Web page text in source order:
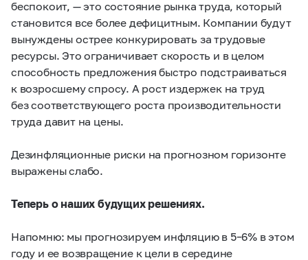
беспокоит, — это состояние рынка труда, который
становится все более дефицитным. Компании будут
вынуждены острее конкурировать за трудовые
ресурсы. Это ограничивает скорость и в целом
способность предложения быстро подстраиваться
к возросшему спросу. А рост издержек на труд
без соответствующего роста производительности
труда давит на цены.
Дезинфляционные риски на прогнозном горизонте
выражены слабо.
Теперь о наших будущих решениях.
Напомню: мы прогнозируем инфляцию в 5–6% в этом
году и ее возвращение к цели в середине